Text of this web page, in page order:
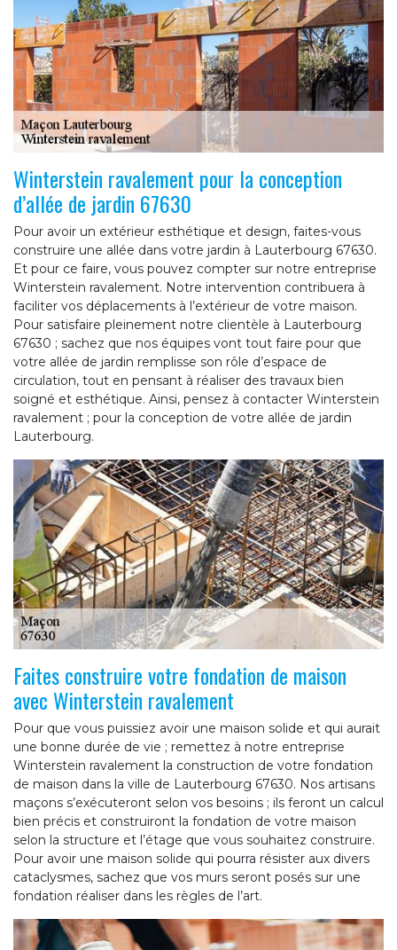
Winterstein ravalement pour la conception
d’allée de jardin 67630
Pour avoir un extérieur esthétique et design, faites-vous
construire une allée dans votre jardin à Lauterbourg 67630.
Et pour ce faire, vous pouvez compter sur notre entreprise
Winterstein ravalement. Notre intervention contribuera à
faciliter vos déplacements à l’extérieur de votre maison.
Pour satisfaire pleinement notre clientèle à Lauterbourg
67630 ; sachez que nos équipes vont tout faire pour que
votre allée de jardin remplisse son rôle d’espace de
circulation, tout en pensant à réaliser des travaux bien
soigné et esthétique. Ainsi, pensez à contacter Winterstein
ravalement ; pour la conception de votre allée de jardin
Lauterbourg.
Faites construire votre fondation de maison
avec Winterstein ravalement
Pour que vous puissiez avoir une maison solide et qui aurait
une bonne durée de vie ; remettez à notre entreprise
Winterstein ravalement la construction de votre fondation
de maison dans la ville de Lauterbourg 67630. Nos artisans
maçons s’exécuteront selon vos besoins ; ils feront un calcul
bien précis et construiront la fondation de votre maison
selon la structure et l’étage que vous souhaitez construire.
Pour avoir une maison solide qui pourra résister aux divers
cataclysmes, sachez que vos murs seront posés sur une
fondation réaliser dans les règles de l’art.